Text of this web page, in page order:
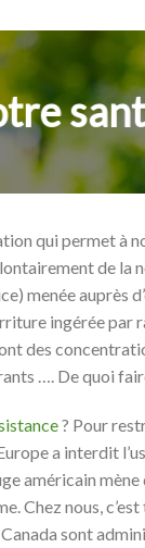
qui permet à
de la
menée auprès
ingérée
des
…. De quoi
? Pour
a interdit
américain
Chez nous,
sont